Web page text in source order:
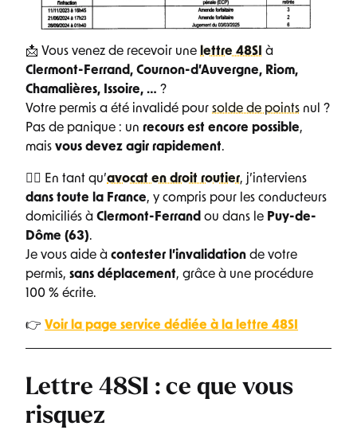
📩 Vous venez de recevoir une lettre 48SI à
Clermont-Ferrand, Cournon-d’Auvergne, Riom,
Chamalières, Issoire, … ?
Votre permis a été invalidé pour solde de points nul ?
Pas de panique : un recours est encore possible,
mais vous devez agir rapidement.
👨‍⚖️ En tant qu’avocat en droit routier, j’interviens
dans toute la France, y compris pour les conducteurs
domiciliés à Clermont-Ferrand ou dans le Puy-de-
Dôme (63).
Je vous aide à contester l’invalidation de votre
permis, sans déplacement, grâce à une procédure
100 % écrite.
👉 Voir la page service dédiée à la lettre 48SI
Lettre 48SI : ce que vous
risquez